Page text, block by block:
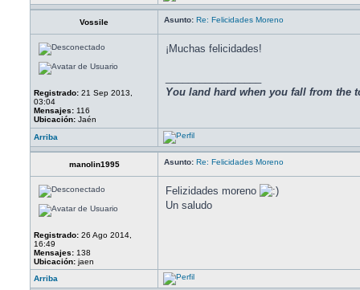
Vossile Asunto: Re: Felicidades Moreno
Registrado: 21 Sep 2013,
03:04
Mensajes: 116
Ubicación: Jaén
¡Muchas felicidades!
You land hard when you fall from the
Arriba
manolin1995 Asunto: Re: Felicidades Moreno
Registrado: 26 Ago 2014,
16:49
Mensajes: 138
Ubicación: jaen
Felizidades moreno
Un saludo
Arriba